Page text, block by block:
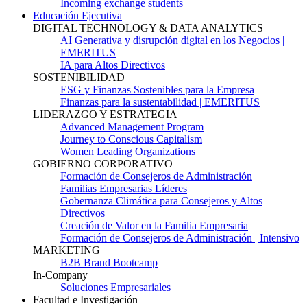
Incoming exchange students
Educación Ejecutiva
DIGITAL TECHNOLOGY & DATA ANALYTICS
AI Generativa y disrupción digital en los Negocios |
EMERITUS
IA para Altos Directivos
SOSTENIBILIDAD
ESG y Finanzas Sostenibles para la Empresa
Finanzas para la sustentabilidad | EMERITUS
LIDERAZGO Y ESTRATEGIA
Advanced Management Program
Journey to Conscious Capitalism
Women Leading Organizations
GOBIERNO CORPORATIVO
Formación de Consejeros de Administración
Familias Empresarias Líderes
Gobernanza Climática para Consejeros y Altos
Directivos
Creación de Valor en la Familia Empresaria
Formación de Consejeros de Administración | Intensivo
MARKETING
B2B Brand Bootcamp
In-Company
Soluciones Empresariales
Facultad e Investigación